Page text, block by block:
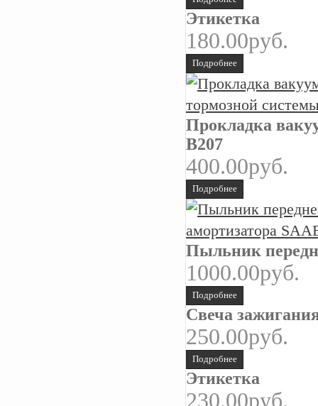
Этикетка
180.00руб.
Подробнее
Прокладка
B207
400.00руб.
Подробнее
Пыльник
1000.00руб.
Подробнее
Свеча
250.00руб.
Подробнее
Этикетка
230.00руб.